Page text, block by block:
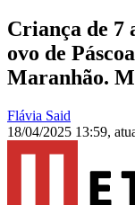
Criança de 7
ovo de
Maranhão.
Flávia Said
18/04/2025 13:59,